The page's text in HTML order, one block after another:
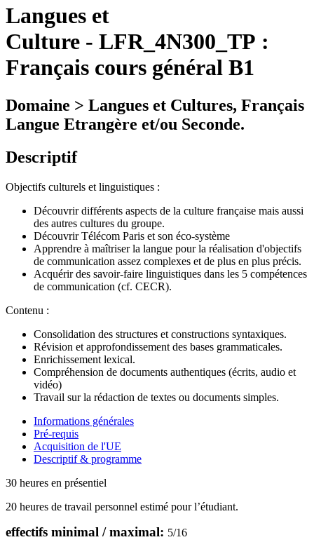
Langues et
Culture - LFR_4N300_TP :
Français cours général B1
Domaine > Langues et Cultures, Français
Langue Etrangère et/ou Seconde.
Descriptif
Objectifs culturels et linguistiques :
Découvrir différents aspects de la culture française mais aussi
des autres cultures du groupe.
Découvrir Télécom Paris et son éco-système
Apprendre à maîtriser la langue pour la réalisation d'objectifs
de communication assez complexes et de plus en plus précis.
Acquérir des savoir-faire linguistiques dans les 5 compétences
de communication (cf. CECR).
Contenu :
Consolidation des structures et constructions syntaxiques.
Révision et approfondissement des bases grammaticales.
Enrichissement lexical.
Compréhension de documents authentiques (écrits, audio et
vidéo)
Travail sur la rédaction de textes ou documents simples.
Informations générales
Pré-requis
Acquisition de l'UE
Descriptif & programme
30 heures en présentiel
20 heures de travail personnel estimé pour l’étudiant.
effectifs minimal / maximal: 5/16